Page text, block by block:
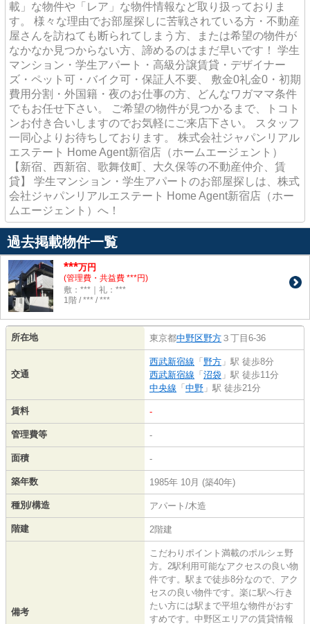
載」な物件や「レア」な物件情報など取り扱っておりま
す。 様々な理由でお部屋探しに苦戦されている方・不動産
屋さんを訪ねても断られてしまう方、または希望の物件が
なかなか見つからない方、諦めるのはまだ早いです！ 学生
マンション・学生アパート・高級分譲賃貸・デザイナー
ズ・ペット可・バイク可・保証人不要、 敷金0礼金0・初期
費用分割・外国籍・夜のお仕事の方、どんなワガママ条件
でもお任せ下さい。 ご希望の物件が見つかるまで、トコト
ンお付き合いしますのでお気軽にご来店下さい。 スタッフ
一同心よりお待ちしております。 株式会社ジャパンリアル
エステート Home Agent新宿店（ホームエージェント）
【新宿、西新宿、歌舞伎町、大久保等の不動産仲介、賃
貸】 学生マンション・学生アパートのお部屋探しは、株式
会社ジャパンリアルエステート Home Agent新宿店（ホー
ムエージェント）へ！
過去掲載物件一覧
***万円
(管理費・共益費 ***円)
敷：***｜礼：***
1階 / *** / ***
所在地 東京都中野区野方 ３丁目6-36
交通
西武新宿線 「 野方 」駅 徒歩8分
西武新宿線 「 沼袋 」駅 徒歩11分
中央線 「 中野 」駅 徒歩21分
賃料 -
管理費等 -
面積 -
築年数 1985年 10月 (築40年)
種別/構造 アパート/木造
階建 2階建
備考
こだわりポイント満載のポルシェ野
方。2駅利用可能なアクセスの良い物
件です。駅まで徒歩8分なので、アク
セスの良い物件です。楽に駅へ行き
たい方には駅まで平坦な物件がおす
すめです。中野区エリアの賃貸情報